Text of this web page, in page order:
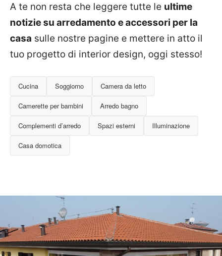
A te non resta che leggere tutte le ultime
notizie su arredamento e accessori per la
casa sulle nostre pagine e mettere in atto il
tuo progetto di interior design, oggi stesso!
Cucina Soggiorno Camera da letto
Camerette per bambini Arredo bagno
Complementi d’arredo Spazi esterni Illuminazione
Casa domotica